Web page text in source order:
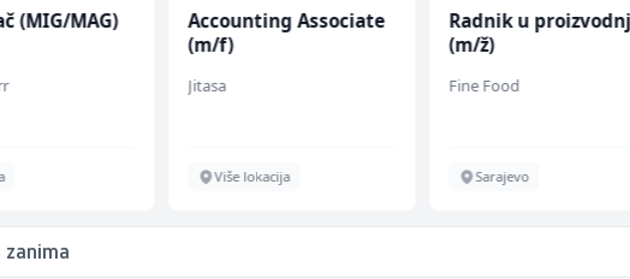
(MIG/MAG)
Accounting Associate
(m/f)
Jitasa
Više lokacija
Radnik u
(m/ž)
Fine Food
Sarajevo
zanima